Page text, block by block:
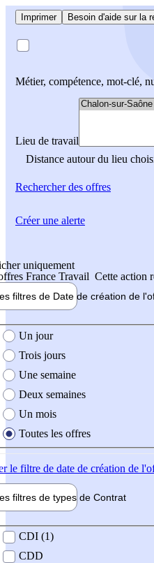
Imprimer Besoin d'aide sur la
Métier, compétence, mot-clé,
Lieu de travail
Distance autour du lieu
Rechercherdes offres
uniquement
France Travail Cette action
filtres de Date de création de
création de l'offre
Un jour
Trois jours
Une semaine
Deux semaines
Un mois
Toutes les offres
le filtre de date de création de
filtres de types de Contrat
contrat
CDI (1)
CDD
Créer une alerte